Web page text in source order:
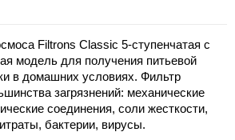
Filtrons Classic 5-ступенчатая с
модель для получения питьевой
в домашних условиях. Фильтр
загрязнений: механические
соединения, соли жесткости,
бактерии, вирусы.